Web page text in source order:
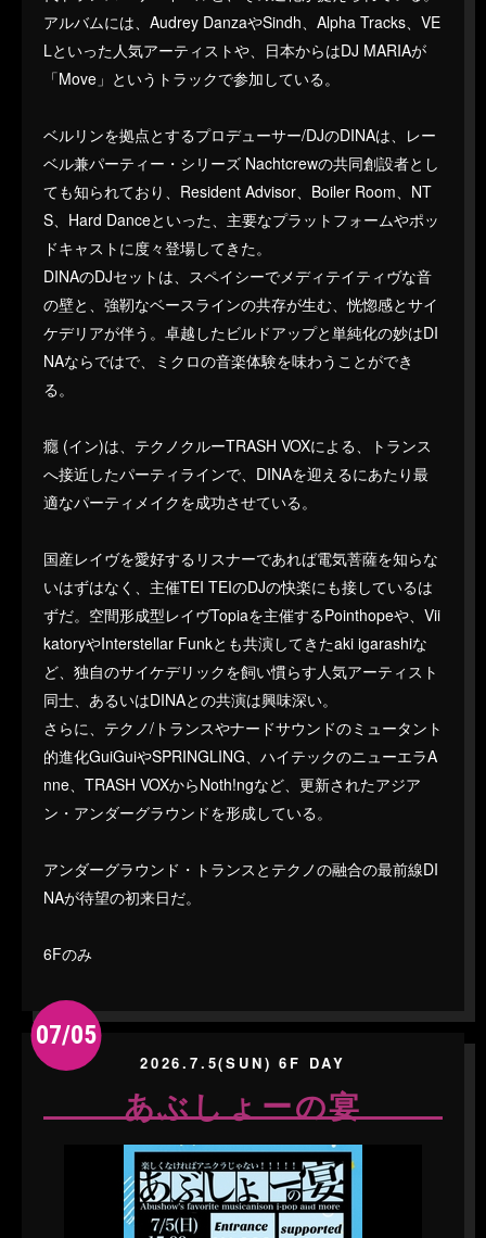
アルバムには、Audrey DanzaやSindh、Alpha Tracks、VE
Lといった人気アーティストや、日本からはDJ MARIAが
「Move」というトラックで参加している。
ベルリンを拠点とするプロデューサー/DJのDINAは、レー
ベル兼パーティー・シリーズ Nachtcrewの共同創設者とし
ても知られており、Resident Advisor、Boiler Room、NT
S、Hard Danceといった、主要なプラットフォームやポッ
ドキャストに度々登場してきた。
DINAのDJセットは、スペイシーでメディテイティヴな音
の壁と、強靭なベースラインの共存が生む、恍惚感とサイ
ケデリアが伴う。卓越したビルドアップと単純化の妙はDI
NAならではで、ミクロの音楽体験を味わうことができ
る。
癮 (イン)は、テクノクルーTRASH VOXによる、トランス
へ接近したパーティラインで、DINAを迎えるにあたり最
適なパーティメイクを成功させている。
国産レイヴを愛好するリスナーであれば電気菩薩を知らな
いはずはなく、主催TEI TEIのDJの快楽にも接しているは
ずだ。空間形成型レイヴTopiaを主催するPointhopeや、Vii
katoryやInterstellar Funkとも共演してきたaki igarashiな
ど、独自のサイケデリックを飼い慣らす人気アーティスト
同士、あるいはDINAとの共演は興味深い。
さらに、テクノ/トランスやナードサウンドのミュータント
的進化GuiGuiやSPRINGLING、ハイテックのニューエラA
nne、TRASH VOXからNoth!ngなど、更新されたアジア
ン・アンダーグラウンドを形成している。
アンダーグラウンド・トランスとテクノの融合の最前線DI
NAが待望の初来日だ。
6Fのみ
07/05
2026.7.5(SUN) 6F DAY
あぶしょーの宴